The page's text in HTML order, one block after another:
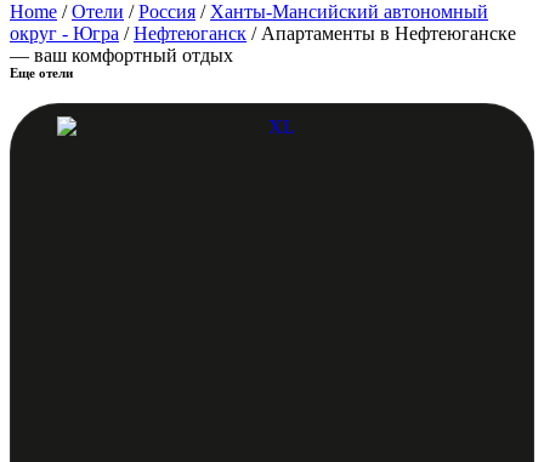
Home /Отели /Россия /Ханты-Мансийский автономный
округ - Югра /Нефтеюганск / Апартаменты в Нефтеюганске
— ваш комфортный отдых
Еще отели